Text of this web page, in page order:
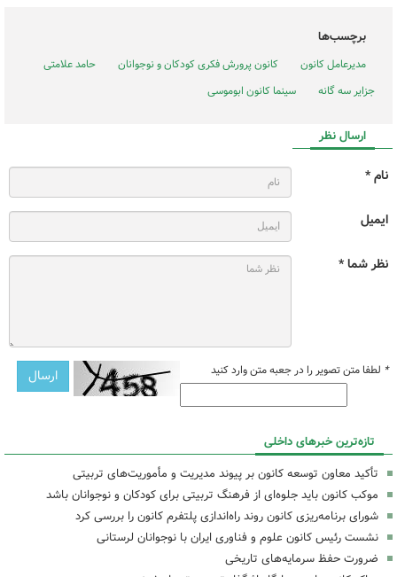
برچسب‌ها
مدیرعامل کانون کانون پرورش فکری کودکان و نوجوانان
حامد علامتی
جزایر سه گانه
سینما کانون ابوموسی
ارسال نظر
نام *
ایمیل
نظر شما *
* لطفا متن تصویر را در جعبه متن وارد کنید
تازه‌ترین خبرهای داخلی
تأکید معاون توسعه کانون بر پیوند مدیریت و مأموریت‌های تربیتی
موکب کانون باید جلوه‌ای از فرهنگ تربیتی برای کودکان و نوجوانان باشد
شورای برنامه‌ریزی کانون روند راه‌اندازی پلتفرم کانون را بررسی کرد
نشست رئیس کانون علوم و فناوری ایران با نوجوانان لرستانی
ضرورت حفظ سرمایه‌های تاریخی